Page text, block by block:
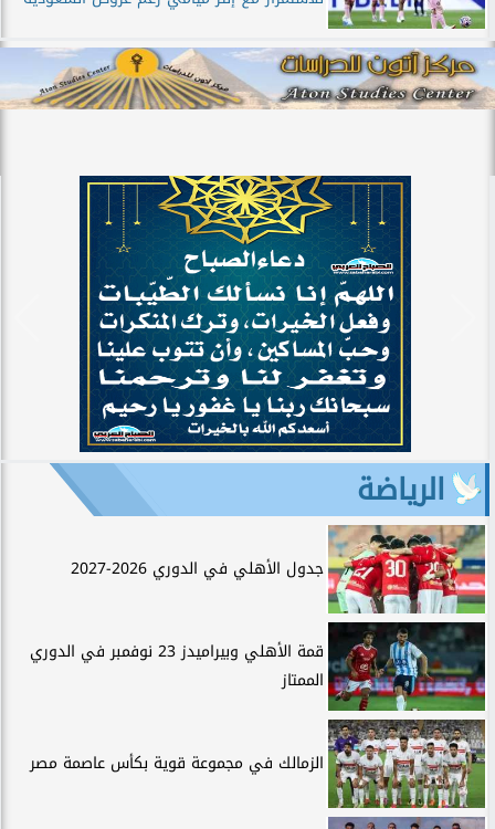
الرياضة
جدول الأهلي في الدوري 2026-2027
قمة الأهلي وبيراميدز 23 نوفمبر في الدوري
الممتاز
الزمالك في مجموعة قوية بكأس عاصمة مصر